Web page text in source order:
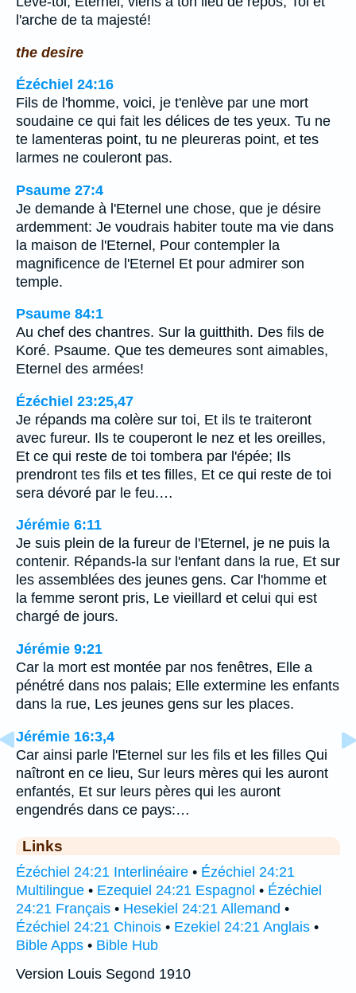
l'arche de ta majesté!
the desire
Ézéchiel 24:16
Fils de l'homme, voici, je t'enlève par une mort
soudaine ce qui fait les délices de tes yeux. Tu ne
te lamenteras point, tu ne pleureras point, et tes
larmes ne couleront pas.
Psaume 27:4
Je demande à l'Eternel une chose, que je désire
ardemment: Je voudrais habiter toute ma vie dans
la maison de l'Eternel, Pour contempler la
magnificence de l'Eternel Et pour admirer son
temple.
Psaume 84:1
Au chef des chantres. Sur la guitthith. Des fils de
Koré. Psaume. Que tes demeures sont aimables,
Eternel des armées!
Ézéchiel 23:25,47
Je répands ma colère sur toi, Et ils te traiteront
avec fureur. Ils te couperont le nez et les oreilles,
Et ce qui reste de toi tombera par l'épée; Ils
prendront tes fils et tes filles, Et ce qui reste de toi
sera dévoré par le feu.…
Jérémie 6:11
Je suis plein de la fureur de l'Eternel, je ne puis la
contenir. Répands-la sur l'enfant dans la rue, Et sur
les assemblées des jeunes gens. Car l'homme et
la femme seront pris, Le vieillard et celui qui est
chargé de jours.
Jérémie 9:21
Car la mort est montée par nos fenêtres, Elle a
pénétré dans nos palais; Elle extermine les enfants
dans la rue, Les jeunes gens sur les places.
Jérémie 16:3,4
Car ainsi parle l'Eternel sur les fils et les filles Qui
naîtront en ce lieu, Sur leurs mères qui les auront
enfantés, Et sur leurs pères qui les auront
engendrés dans ce pays:…
Links
Ézéchiel 24:21 Interlinéaire • Ézéchiel 24:21
Multilingue • Ezequiel 24:21 Espagnol • Ézéchiel
24:21 Français • Hesekiel 24:21 Allemand •
Ézéchiel 24:21 Chinois • Ezekiel 24:21 Anglais •
Bible Apps • Bible Hub
Version Louis Segond 1910